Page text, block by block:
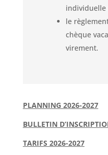
individuelle
le
chèque
virement.
PLANNING 2026-2027
BULLETIN
TARIFS 2026-2027